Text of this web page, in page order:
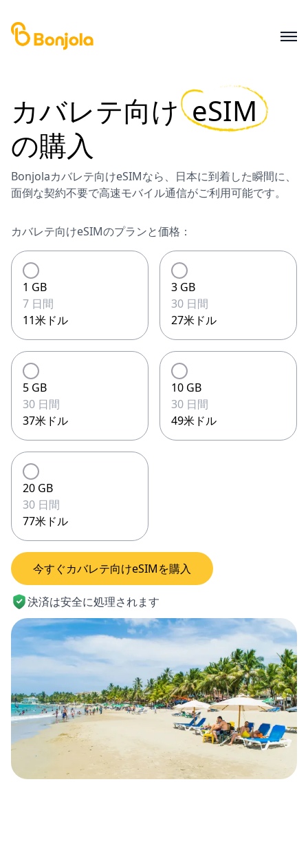
カバレテ向け eSIM
の購入
Bonjolaカバレテ向けeSIMなら、日本に到着した瞬間に、
面倒な契約不要で高速モバイル通信がご利用可能です。
カバレテ向けeSIMのプランと価格：
1 GB
7 日間
11米ドル
3 GB
30 日間
27米ドル
5 GB
30 日間
37米ドル
10 GB
30 日間
49米ドル
20 GB
30 日間
77米ドル
今すぐカバレテ向けeSIMを購入
決済は安全に処理されます